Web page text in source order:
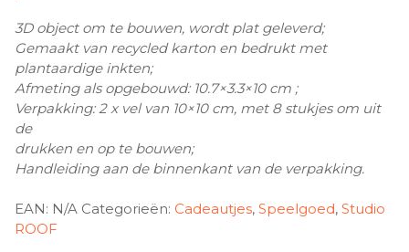
3D object om te bouwen, wordt plat geleverd;
Gemaakt van recycled karton en bedrukt met
plantaardige inkten;
Afmeting als opgebouwd: 10.7×3.3×10 cm ;
Verpakking: 2 x vel van 10×10 cm, met 8 stukjes om uit
de
drukken en op te bouwen;
Handleiding aan de binnenkant van de verpakking.
EAN: N/A Categorieën: Cadeautjes, Speelgoed, Studio
ROOF